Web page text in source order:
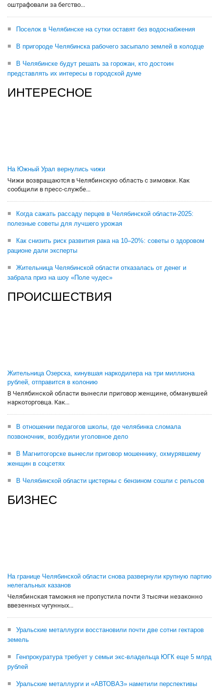
оштрафовали за бегство...
Поселок в Челябинске на сутки оставят без водоснабжения
В пригороде Челябинска рабочего засыпало землей в колодце
В Челябинске будут решать за горожан, кто достоин
представлять их интересы в городской думе
ИНТЕРЕСНОЕ
На Южный Урал вернулись чижи
Чижи возвращаются в Челябинскую область с зимовки. Как
сообщили в пресс-службе...
Когда сажать рассаду перцев в Челябинской области-2025:
полезные советы для лучшего урожая
Как снизить риск развития рака на 10–20%: советы о здоровом
рационе дали эксперты
Жительница Челябинской области отказалась от денег и
забрала приз на шоу «Поле чудес»
ПРОИСШЕСТВИЯ
Жительница Озерска, кинувшая наркодилера на три миллиона
рублей, отправится в колонию
В Челябинской области вынесли приговор женщине, обманувшей
наркоторговца. Как...
В отношении педагогов школы, где челябинка сломала
позвоночник, возбудили уголовное дело
В Магнитогорске вынесли приговор мошеннику, охмурявшему
женщин в соцсетях
В Челябинской области цистерны с бензином сошли с рельсов
БИЗНЕС
На границе Челябинской области снова развернули крупную партию
нелегальных казанов
Челябинская таможня не пропустила почти 3 тысячи незаконно
ввезенных чугунных...
Уральские металлурги восстановили почти две сотни гектаров
земель
Генпрокуратура требует у семьи экс-владельца ЮГК еще 5 млрд
рублей
Уральские металлурги и «АВТОВАЗ» наметили перспективы